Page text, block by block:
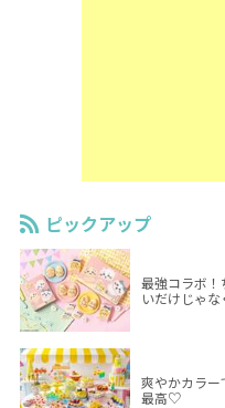
ピックアップ
最強コラボ！
いだけじゃ
爽やかカラー
最高♡